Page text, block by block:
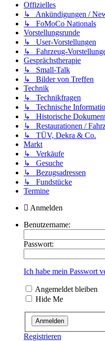
Offizielles
↳ Ankündigungen /
↳ FoMoCo Nationals
Vorstellungsrunde
↳ User-Vorstellungen
↳ Fahrzeug-
Gesprächstherapie
↳ Small-Talk
↳ Bilder von Treffen
Technik
↳ Technikfragen
↳ Technische
↳ Historische
↳ Restaurationen /
↳ TÜV, Dekra & Co.
Markt
↳ Verkäufe
↳ Gesuche
↳ Bezugsadressen
↳ Fundstücke
Termine
Anmelden
Benutzername:
Passwort:
Ich habe mein Passwort
Angemeldet bleiben
Hide Me
Registrieren